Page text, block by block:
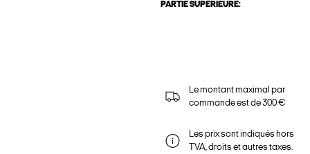
PARTIE SUPÉRIEURE:
Le montant maximal par
commande est de 300 €
Les prix sont indiqués hors
TVA, droits et autres taxes.